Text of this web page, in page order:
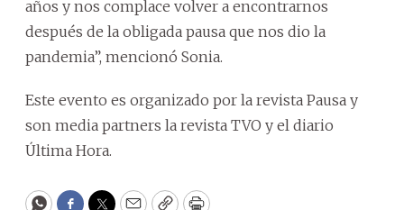
años y nos complace volver a encontrarnos
después de la obligada pausa que nos dio la
pandemia”, mencionó Sonia.
Este evento es organizado por la revista Pausa y
son media partners la revista TVO y el diario
Última Hora.